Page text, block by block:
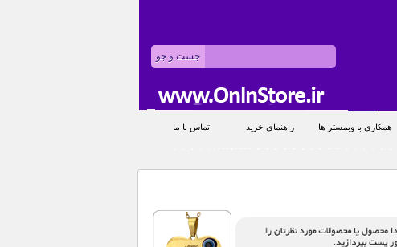
همکاري با وبمستر ها راهنمای خرید تماس با ما